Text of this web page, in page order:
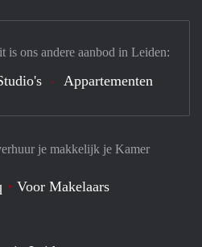
je makkelijk je Kamer
Voor Makelaars
is ons andere aanbod in Leiden:
Appartementen